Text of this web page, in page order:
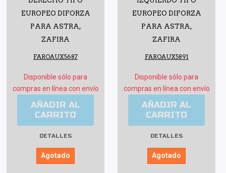
EUROPEO DIFORZA
PARA ASTRA,
ZAFIRA
FAROAUX5687
Disponible sólo para
compras en línea con envío
AÑADIR AL
CARRITO
DETALLES
Agotado
EUROPEO DIFORZA
PARA ASTRA,
ZAFIRA
FAROAUX5891
Disponible sólo para
compras en línea con envío
AÑADIR AL
CARRITO
DETALLES
Agotado